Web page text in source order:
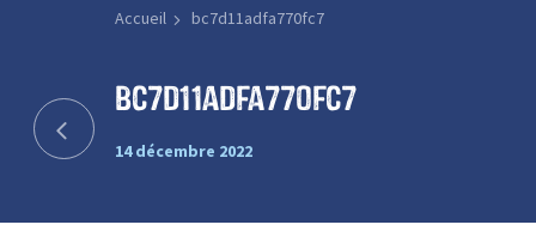
Accueil bc7d11adfa770fc7
bc7d11adfa770fc7
14 décembre 2022